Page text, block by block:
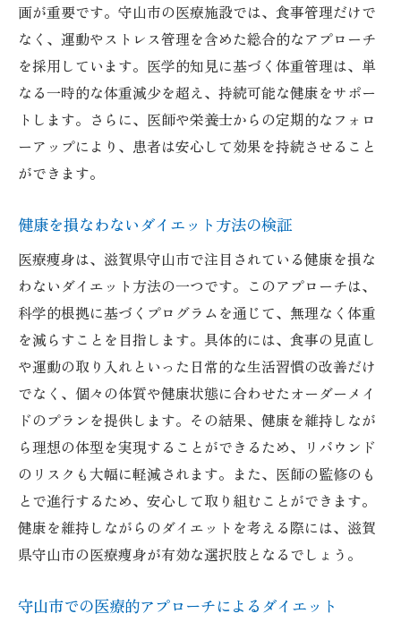
画が重要です。守山市の医療施設では、食事管理だけで
なく、運動やストレス管理を含めた総合的なアプローチ
を採用しています。医学的知見に基づく体重管理は、単
なる一時的な体重減少を超え、持続可能な健康をサポー
トします。さらに、医師や栄養士からの定期的なフォロ
ーアップにより、患者は安心して効果を持続させること
ができます。
健康を損なわないダイエット方法の検証
医療痩身は、滋賀県守山市で注目されている健康を損な
わないダイエット方法の一つです。このアプローチは、
科学的根拠に基づくプログラムを通じて、無理なく体重
を減らすことを目指します。具体的には、食事の見直し
や運動の取り入れといった日常的な生活習慣の改善だけ
でなく、個々の体質や健康状態に合わせたオーダーメイ
ドのプランを提供します。その結果、健康を維持しなが
ら理想の体型を実現することができるため、リバウンド
のリスクも大幅に軽減されます。また、医師の監修のも
とで進行するため、安心して取り組むことができます。
健康を維持しながらのダイエットを考える際には、滋賀
県守山市の医療痩身が有効な選択肢となるでしょう。
守山市での医療的アプローチによるダイエット